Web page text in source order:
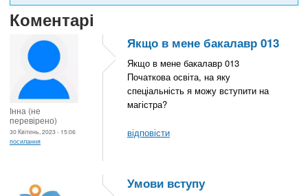
Коментарі
Інна (не
перевірено)
30 Квітень, 2023 - 15:06
посилання
Якщо в мене бакалавр 013
Якщо в мене бакалавр 013
Початкова освіта, на яку
спеціальність я можу вступити на
магістра?
відповісти
Умови вступу